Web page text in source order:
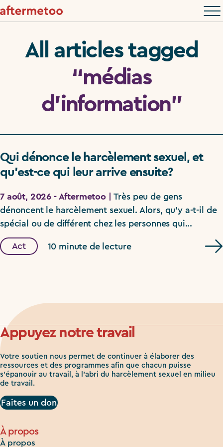
All articles tagged
“médias
d’information”
Qui dénonce le harcèlement sexuel, et
qu’est-ce qui leur arrive ensuite?
7 août, 2026 - Aftermetoo |
Très peu de gens
dénoncent le harcèlement sexuel. Alors, qu’y a-t-il de
spécial ou de différent chez les personnes qui...
Act 10 minute de lecture
Appuyez notre travail
Votre soutien nous permet de continuer à élaborer des
ressources et des programmes afin que chacun puisse
s'épanouir au travail, à l'abri du harcèlement sexuel en milieu
de travail.
Faites un don
À propos
À propos